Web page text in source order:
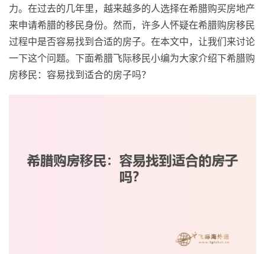
力。在过去的几年里，越来越多的人选择在希腊购买房地产
来申请希腊的移民身份。然而，许多人怀疑在希腊购房移民
过程中是否容易找到合适的房子。在本文中，让我们来讨论
一下这个问题。下面希腊飞际移民小编为大家介绍下希腊购
房移民：容易找到适合的房子吗？